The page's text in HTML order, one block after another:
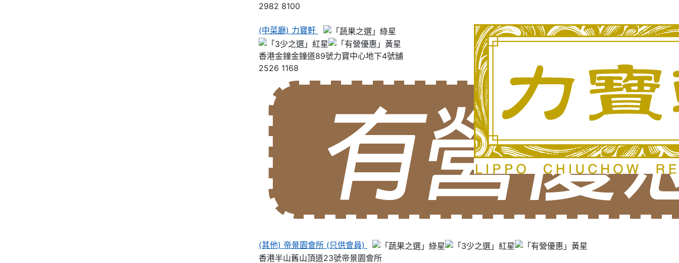
2982 8100
(中菜廳) 力寶軒
香港金鐘金鐘道89號力寶中心地下4號舖
2526 1168
(其他) 帝景園會所 (只供會員)
香港半山舊山頂道23號帝景園會所